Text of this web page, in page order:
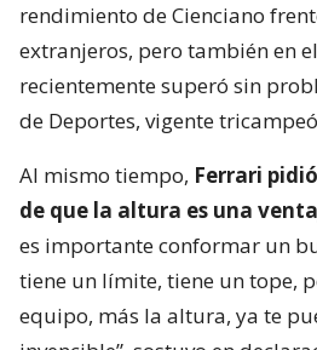
rendimiento de Cienciano
extranjeros, pero también en
recientemente superó sin
de Deportes, vigente
Al mismo tiempo, Ferrari
de que la altura es una
es importante conformar un
tiene un límite, tiene un tope,
equipo, más la altura, ya te